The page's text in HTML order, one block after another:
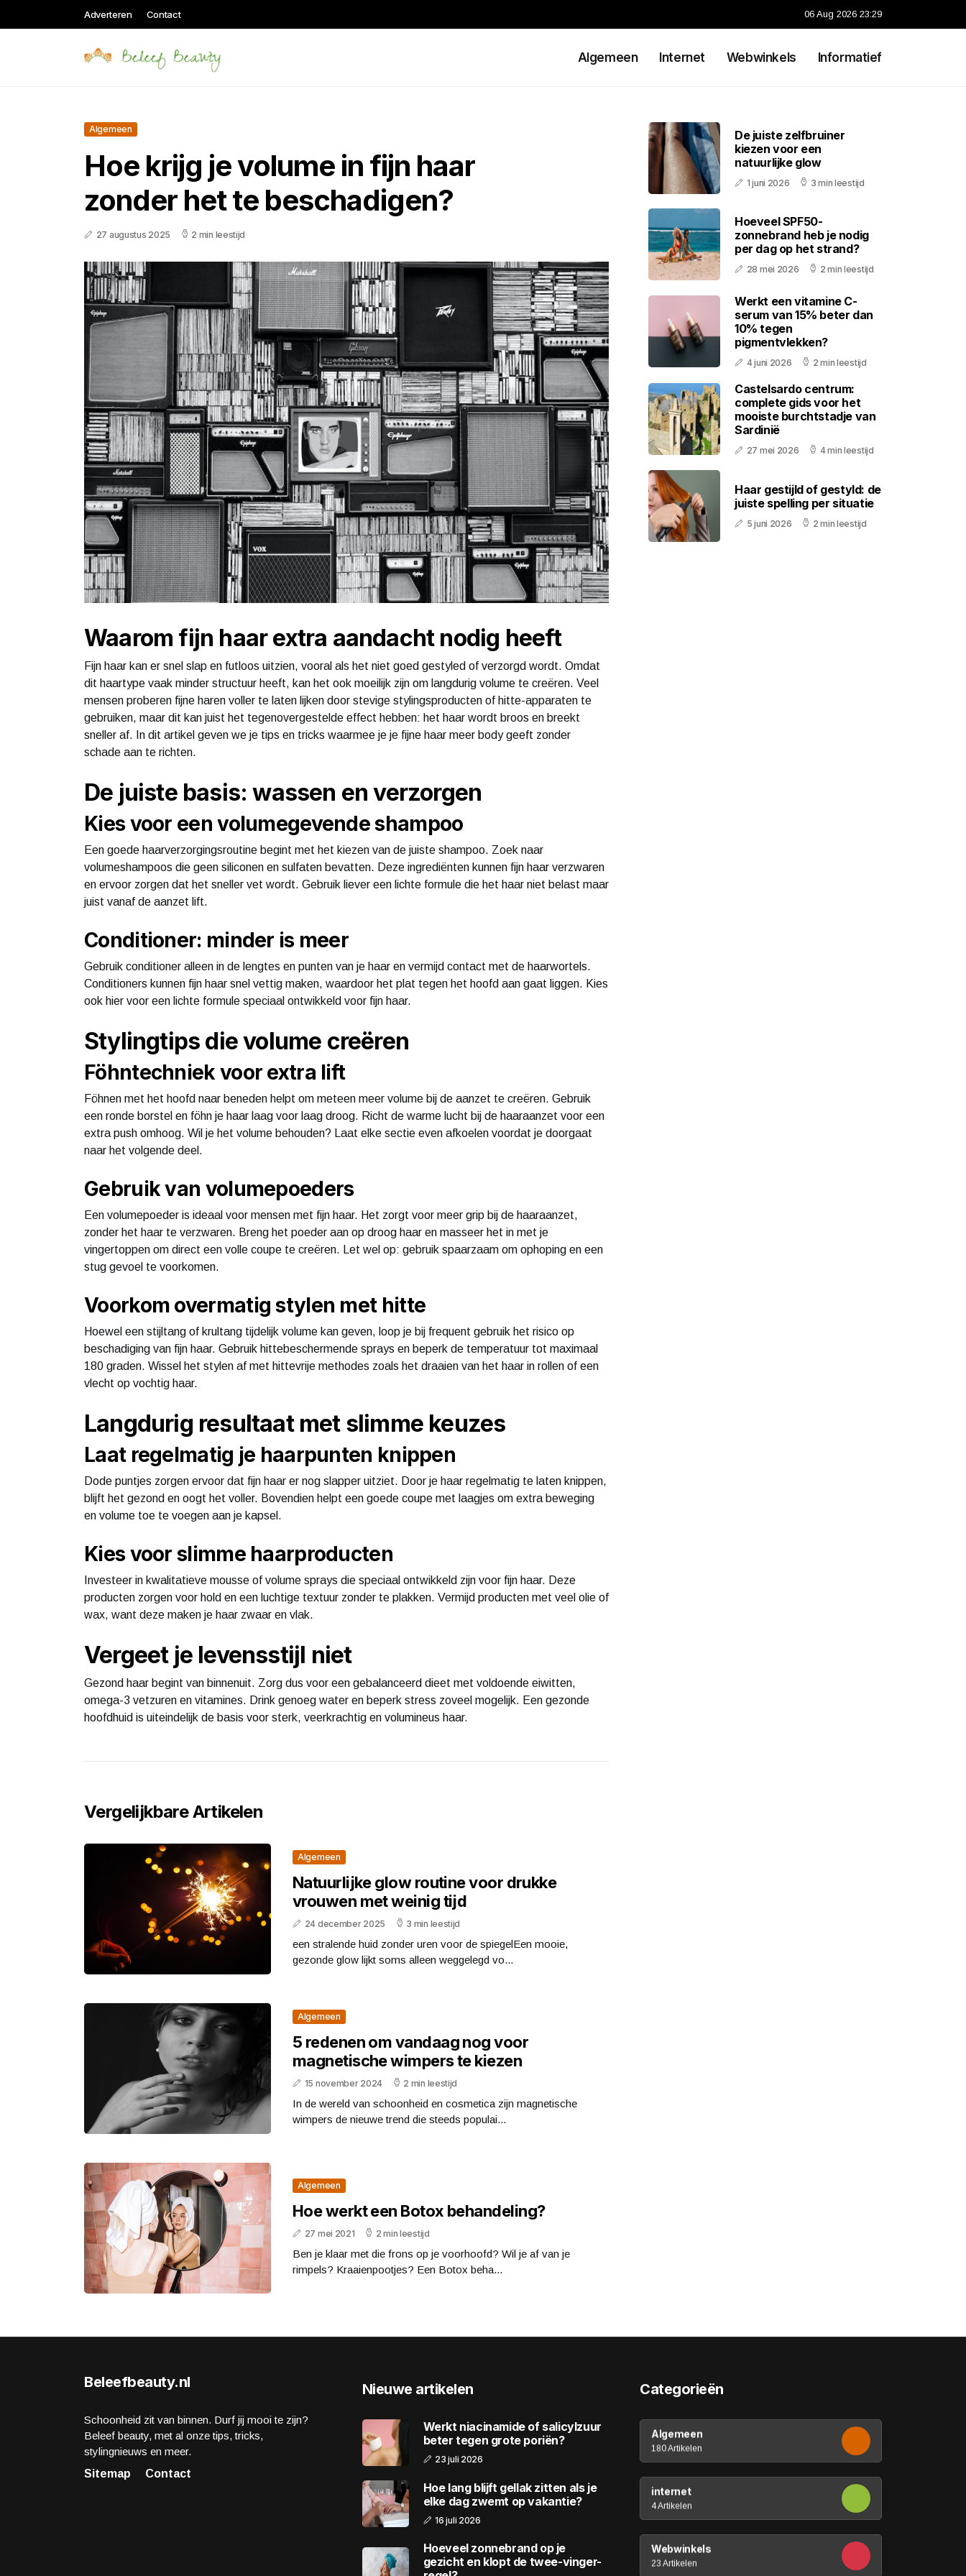
Adverteren Contact 06 Aug 2026 23:29
Algemeen Internet Webwinkels Informatief
Algemeen
Hoe krijg je volume in fijn haar
zonder het te beschadigen?
27 augustus 2025 2 min leestijd
Waarom fijn haar extra aandacht nodig heeft
Fijn haar kan er snel slap en futloos uitzien, vooral als het niet goed gestyled of verzorgd wordt. Omdat
dit haartype vaak minder structuur heeft, kan het ook moeilijk zijn om langdurig volume te creëren. Veel
mensen proberen fijne haren voller te laten lijken door stevige stylingsproducten of hitte-apparaten te
gebruiken, maar dit kan juist het tegenovergestelde effect hebben: het haar wordt broos en breekt
sneller af. In dit artikel geven we je tips en tricks waarmee je je fijne haar meer body geeft zonder
schade aan te richten.
De juiste basis: wassen en verzorgen
Kies voor een volumegevende shampoo
Een goede haarverzorgingsroutine begint met het kiezen van de juiste shampoo. Zoek naar
volumeshampoos die geen siliconen en sulfaten bevatten. Deze ingrediënten kunnen fijn haar verzwaren
en ervoor zorgen dat het sneller vet wordt. Gebruik liever een lichte formule die het haar niet belast maar
juist vanaf de aanzet lift.
Conditioner: minder is meer
Gebruik conditioner alleen in de lengtes en punten van je haar en vermijd contact met de haarwortels.
Conditioners kunnen fijn haar snel vettig maken, waardoor het plat tegen het hoofd aan gaat liggen. Kies
ook hier voor een lichte formule speciaal ontwikkeld voor fijn haar.
Stylingtips die volume creëren
Föhntechniek voor extra lift
Föhnen met het hoofd naar beneden helpt om meteen meer volume bij de aanzet te creëren. Gebruik
een ronde borstel en föhn je haar laag voor laag droog. Richt de warme lucht bij de haaraanzet voor een
extra push omhoog. Wil je het volume behouden? Laat elke sectie even afkoelen voordat je doorgaat
naar het volgende deel.
Gebruik van volumepoeders
Een volumepoeder is ideaal voor mensen met fijn haar. Het zorgt voor meer grip bij de haaraanzet,
zonder het haar te verzwaren. Breng het poeder aan op droog haar en masseer het in met je
vingertoppen om direct een volle coupe te creëren. Let wel op: gebruik spaarzaam om ophoping en een
stug gevoel te voorkomen.
Voorkom overmatig stylen met hitte
Hoewel een stijltang of krultang tijdelijk volume kan geven, loop je bij frequent gebruik het risico op
beschadiging van fijn haar. Gebruik hittebeschermende sprays en beperk de temperatuur tot maximaal
180 graden. Wissel het stylen af met hittevrije methodes zoals het draaien van het haar in rollen of een
vlecht op vochtig haar.
Langdurig resultaat met slimme keuzes
Laat regelmatig je haarpunten knippen
Dode puntjes zorgen ervoor dat fijn haar er nog slapper uitziet. Door je haar regelmatig te laten knippen,
blijft het gezond en oogt het voller. Bovendien helpt een goede coupe met laagjes om extra beweging
en volume toe te voegen aan je kapsel.
Kies voor slimme haarproducten
Investeer in kwalitatieve mousse of volume sprays die speciaal ontwikkeld zijn voor fijn haar. Deze
producten zorgen voor hold en een luchtige textuur zonder te plakken. Vermijd producten met veel olie of
wax, want deze maken je haar zwaar en vlak.
Vergeet je levensstijl niet
Gezond haar begint van binnenuit. Zorg dus voor een gebalanceerd dieet met voldoende eiwitten,
omega-3 vetzuren en vitamines. Drink genoeg water en beperk stress zoveel mogelijk. Een gezonde
hoofdhuid is uiteindelijk de basis voor sterk, veerkrachtig en volumineus haar.
Vergelijkbare Artikelen
Algemeen
Natuurlijke glow routine voor drukke
vrouwen met weinig tijd
24 december 2025 3 min leestijd
een stralende huid zonder uren voor de spiegelEen mooie,
gezonde glow lijkt soms alleen weggelegd vo...
Algemeen
5 redenen om vandaag nog voor
magnetische wimpers te kiezen
15 november 2024 2 min leestijd
In de wereld van schoonheid en cosmetica zijn magnetische
wimpers de nieuwe trend die steeds populai...
Algemeen
Hoe werkt een Botox behandeling?
27 mei 2021 2 min leestijd
Ben je klaar met die frons op je voorhoofd? Wil je af van je
rimpels? Kraaienpootjes? Een Botox beha...
De juiste zelfbruiner
kiezen voor een
natuurlijke glow
1 juni 2026 3 min leestijd
Hoeveel SPF50-
zonnebrand heb je nodig
per dag op het strand?
28 mei 2026 2 min leestijd
Werkt een vitamine C-
serum van 15% beter dan
10% tegen
pigmentvlekken?
4 juni 2026 2 min leestijd
Castelsardo centrum:
complete gids voor het
mooiste burchtstadje van
Sardinië
27 mei 2026 4 min leestijd
Haar gestijld of gestyld: de
juiste spelling per situatie
5 juni 2026 2 min leestijd
Beleefbeauty.nl
Schoonheid zit van binnen. Durf jij mooi te zijn?
Beleef beauty, met al onze tips, tricks,
stylingnieuws en meer.
Sitemap
Contact
Nieuwe artikelen
Werkt niacinamide of salicylzuur
beter tegen grote poriën?
23 juli 2026
Hoe lang blijft gellak zitten als je
elke dag zwemt op vakantie?
16 juli 2026
Hoeveel zonnebrand op je
gezicht en klopt de twee-vinger-
Categorieën
Algemeen
180 Artikelen
internet
4 Artikelen
Webwinkels
23 Artikelen